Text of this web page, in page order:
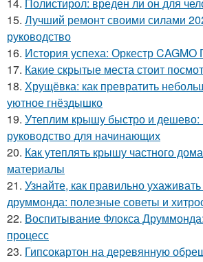
15. Лучший ремонт своими силами
руководство
16. История успеха: Оркестр CAGMO
17. Какие скрытые места стоит
18. Хрущёвка: как превратить
уютное гнёздышко
19. Утеплим крышу быстро и дешево:
руководство для начинающих
20. Как утеплять крышу частного
материалы
21. Узнайте, как правильно
друммонда: полезные советы и
22. Воспитывание Флокса
процесс
23. Гипсокартон на деревянную